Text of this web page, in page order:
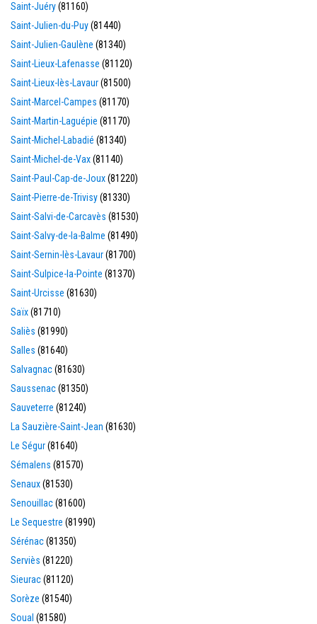
Saint-Juéry(81160)
Saint-Julien-du-Puy(81440)
Saint-Julien-Gaulène (81340)
Saint-Lieux-Lafenasse (81120)
Saint-Lieux-lès-Lavaur(81500)
Saint-Marcel-Campes (81170)
Saint-Martin-Laguépie (81170)
Saint-Michel-Labadié (81340)
Saint-Michel-de-Vax(81140)
Saint-Paul-Cap-de-Joux(81220)
Saint-Pierre-de-Trivisy(81330)
Saint-Salvi-de-Carcavès (81530)
Saint-Salvy-de-la-Balme (81490)
Saint-Sernin-lès-Lavaur(81700)
Saint-Sulpice-la-Pointe (81370)
Saint-Urcisse (81630)
Saïx(81710)
Saliès (81990)
Salles (81640)
Salvagnac(81630)
Saussenac(81350)
Sauveterre (81240)
La Sauzière-Saint-Jean (81630)
Le Ségur(81640)
Sémalens (81570)
Senaux(81530)
Senouillac(81600)
Le Sequestre (81990)
Sérénac(81350)
Serviès (81220)
Sieurac(81120)
Sorèze (81540)
Soual (81580)